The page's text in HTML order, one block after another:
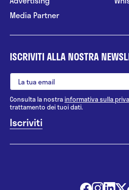
Media Partner
ISCRIVITI ALLA NOSTRA
Consulta la nostrainformativa sulla
trattamento dei tuoi dati.